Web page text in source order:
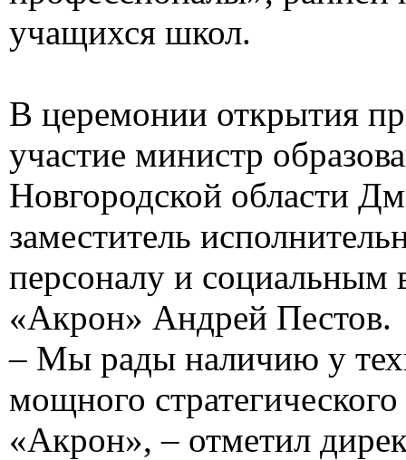
учащихся школ.
В церемонии открытия
участие министр
Новгородской области
заместитель
персоналу и
«Акрон» Андрей Пестов.
– Мы рады наличию у
мощного
«Акрон», – отметил